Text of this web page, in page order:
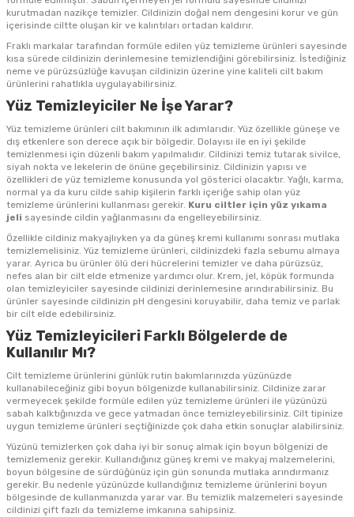
kurutmadan nazikçe temizler. Cildinizin doğal nem dengesini korur ve gün
içerisinde ciltte oluşan kir ve kalıntıları ortadan kaldırır.
Fraklı markalar tarafından formüle edilen yüz temizleme ürünleri sayesinde
kısa sürede cildinizin derinlemesine temizlendiğini görebilirsiniz. İstediğiniz
neme ve pürüzsüzlüğe kavuşan cildinizin üzerine yine kaliteli cilt bakım
ürünlerini rahatlıkla uygulayabilirsiniz.
Yüz Temizleyiciler Ne İşe Yarar?
Yüz temizleme ürünleri cilt bakımının ilk adımlarıdır. Yüz özellikle güneşe ve
dış etkenlere son derece açık bir bölgedir. Dolayısı ile en iyi şekilde
temizlenmesi için düzenli bakım yapılmalıdır. Cildinizi temiz tutarak sivilce,
siyah nokta ve lekelerin de önüne geçebilirsiniz. Cildinizin yapısı ve
özellikleri de yüz temizleme konusunda yol gösterici olacaktır. Yağlı, karma,
normal ya da kuru cilde sahip kişilerin farklı içeriğe sahip olan yüz
temizleme ürünlerini kullanması gerekir. Kuru ciltler için yüz yıkama
jeli sayesinde cildin yağlanmasını da engelleyebilirsiniz.
Özellikle cildiniz makyajlıyken ya da güneş kremi kullanımı sonrası mutlaka
temizlemelisiniz. Yüz temizleme ürünleri, cildinizdeki fazla sebumu almaya
yarar. Ayrıca bu ürünler ölü deri hücrelerini temizler ve daha pürüzsüz,
nefes alan bir cilt elde etmenize yardımcı olur. Krem, jel, köpük formunda
olan temizleyiciler sayesinde cildinizi derinlemesine arındırabilirsiniz. Bu
ürünler sayesinde cildinizin pH dengesini koruyabilir, daha temiz ve parlak
bir cilt elde edebilirsiniz.
Yüz Temizleyicileri Farklı Bölgelerde de
Kullanılır Mı?
Cilt temizleme ürünlerini günlük rutin bakımlarınızda yüzünüzde
kullanabileceğiniz gibi boyun bölgenizde kullanabilirsiniz. Cildinize zarar
vermeyecek şekilde formüle edilen yüz temizleme ürünleri ile yüzünüzü
sabah kalktığınızda ve gece yatmadan önce temizleyebilirsiniz. Cilt tipinize
uygun temizleme ürünleri seçtiğinizde çok daha etkin sonuçlar alabilirsiniz.
Yüzünü temizlerken çok daha iyi bir sonuç almak için boyun bölgenizi de
temizlemeniz gerekir. Kullandığınız güneş kremi ve makyaj malzemelerini,
boyun bölgesine de sürdüğünüz için gün sonunda mutlaka arındırmanız
gerekir. Bu nedenle yüzünüzde kullandığınız temizleme ürünlerini boyun
bölgesinde de kullanmanızda yarar var. Bu temizlik malzemeleri sayesinde
cildinizi çift fazlı da temizleme imkanına sahipsiniz.